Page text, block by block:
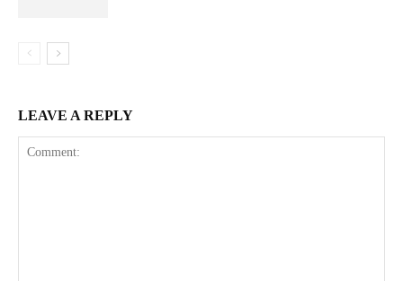
LEAVE A REPLY